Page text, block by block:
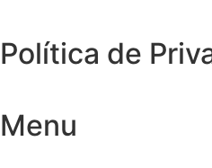
Política de
Menu